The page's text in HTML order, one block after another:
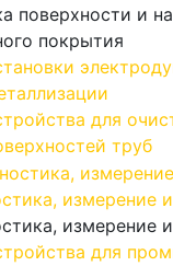
поверхности и
покрытия
для
труб
измерение
измерение
для